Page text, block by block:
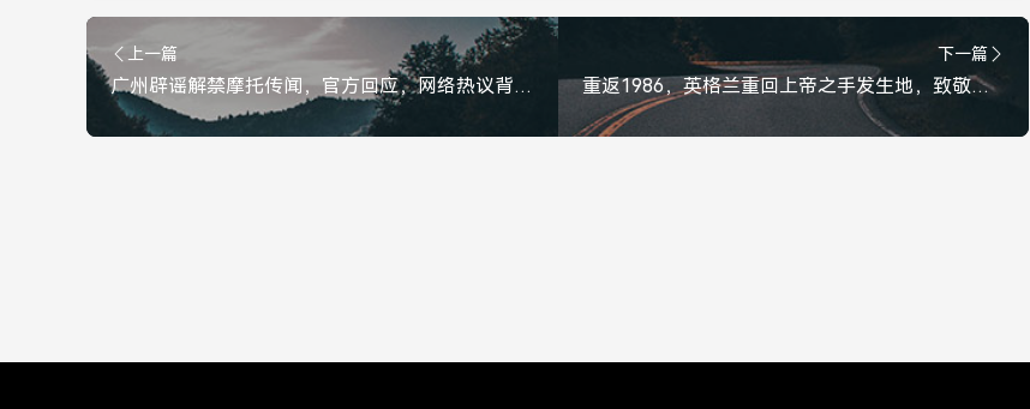
上一篇
广州辟谣解禁摩托传闻，官方回应，网络热议背后是民生关切，广州辟谣摩托解禁传闻，官方回应折射民生关切
下一篇
重返1986，英格兰重回上帝之手发生地，致敬传奇与遗憾，重返1986，英格兰重回上帝之手发生地，致敬传奇与遗憾